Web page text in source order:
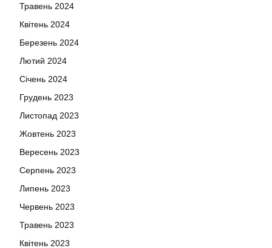
Травень 2024
Квітень 2024
Березень 2024
Лютий 2024
Січень 2024
Грудень 2023
Листопад 2023
Жовтень 2023
Вересень 2023
Серпень 2023
Липень 2023
Червень 2023
Травень 2023
Квітень 2023